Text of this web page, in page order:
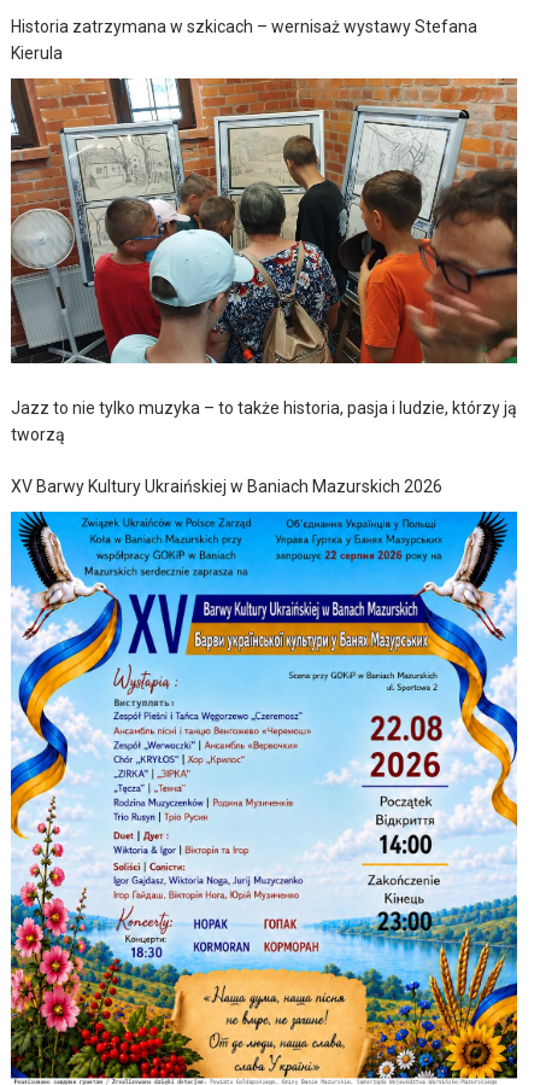
Historia zatrzymana w szkicach – wernisaż wystawy Stefana
Kierula
Jazz to nie tylko muzyka – to także historia, pasja i ludzie, którzy ją
tworzą
XV Barwy Kultury Ukraińskiej w Baniach Mazurskich 2026